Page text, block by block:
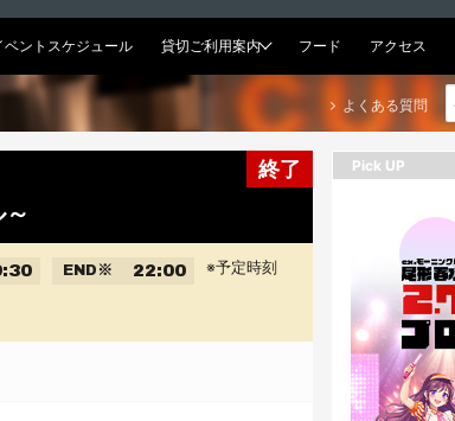
ベントスケジュール 貸切ご利用案内 フード アクセス
よくある質問
終了
END ※ 22:00 ※予定時刻
Pick UP